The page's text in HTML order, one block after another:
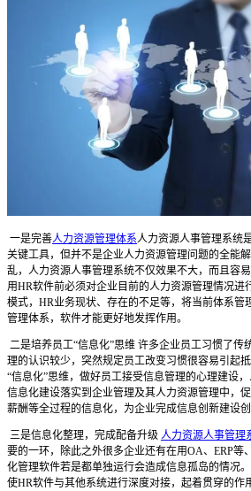
一是完善人力资源管理体系人力资源人事管理系统
关键工具，但并不是企业人力资源管理问题的全能
乱，人力资源人事管理系统不仅效果不大，而且容
用HR软件前必须对企业目前的人力资源管理情况进
模式，HR业务现状、存在的不足等，将当前体系管
管理体系，软件才能更好地发挥作用。
二是培养员工“信息化”思维 许多企业员工习惯了传
理的认识较少，突然规定员工改变习惯很容易引起
“信息化”思维，做好员工接受信息管理的心理建设
信息化建设落实到企业管理及其人力资源管理中，
薪酬等全过程的信息化，为企业完成信息创新建设
三是信息化整理，完成配备升级 人力资源人事管理
要的一环，除此之外很多企业还有在用OA、ERP等
化管理软件若是都单独运行会造成信息孤岛的情况
使HR软件与其他系统进行深度对接，起着贯穿的作